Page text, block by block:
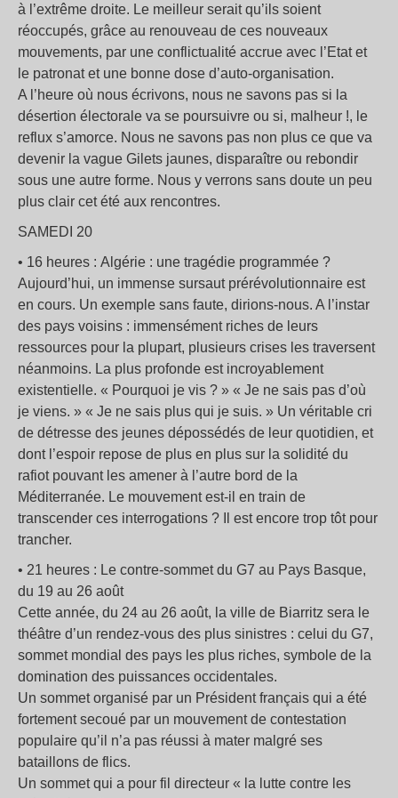
à l’extrême droite. Le meilleur serait qu’ils soient
réoccupés, grâce au renouveau de ces nouveaux
mouvements, par une conflictualité accrue avec l’Etat et
le patronat et une bonne dose d’auto-organisation.
A l’heure où nous écrivons, nous ne savons pas si la
désertion électorale va se poursuivre ou si, malheur !, le
reflux s’amorce. Nous ne savons pas non plus ce que va
devenir la vague Gilets jaunes, disparaître ou rebondir
sous une autre forme. Nous y verrons sans doute un peu
plus clair cet été aux rencontres.
SAMEDI 20
• 16 heures : Algérie : une tragédie programmée ?
Aujourd’hui, un immense sursaut prérévolutionnaire est
en cours. Un exemple sans faute, dirions-nous. A l’instar
des pays voisins : immensément riches de leurs
ressources pour la plupart, plusieurs crises les traversent
néanmoins. La plus profonde est incroyablement
existentielle. « Pourquoi je vis ? » « Je ne sais pas d’où
je viens. » « Je ne sais plus qui je suis. » Un véritable cri
de détresse des jeunes dépossédés de leur quotidien, et
dont l’espoir repose de plus en plus sur la solidité du
rafiot pouvant les amener à l’autre bord de la
Méditerranée. Le mouvement est-il en train de
transcender ces interrogations ? Il est encore trop tôt pour
trancher.
• 21 heures : Le contre-sommet du G7 au Pays Basque,
du 19 au 26 août
Cette année, du 24 au 26 août, la ville de Biarritz sera le
théâtre d’un rendez-vous des plus sinistres : celui du G7,
sommet mondial des pays les plus riches, symbole de la
domination des puissances occidentales.
Un sommet organisé par un Président français qui a été
fortement secoué par un mouvement de contestation
populaire qu’il n’a pas réussi à mater malgré ses
bataillons de flics.
Un sommet qui a pour fil directeur « la lutte contre les